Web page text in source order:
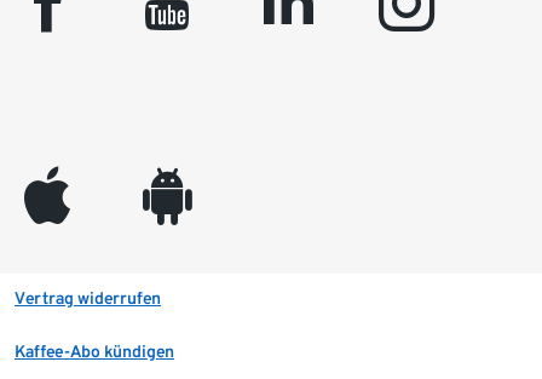
appleinc android
Vertrag widerrufen
Kaffee-Abo kündigen